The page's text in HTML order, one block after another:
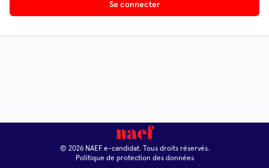
Se connecter
© 2026 NAEF e-candidat. Tous droits réservés.
Politique de protection des données